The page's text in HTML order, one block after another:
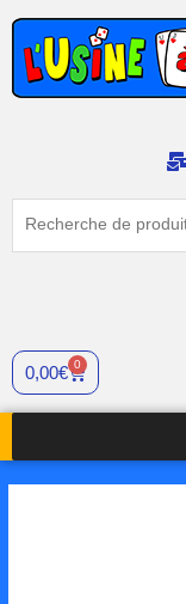
contenu
0,00€ 0
Cart